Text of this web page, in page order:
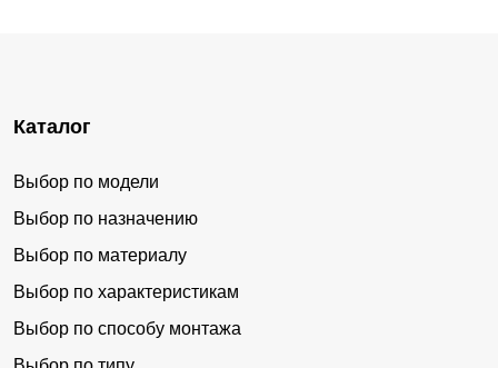
Каталог
Выбор по модели
Выбор по назначению
Выбор по материалу
Выбор по характеристикам
Выбор по способу монтажа